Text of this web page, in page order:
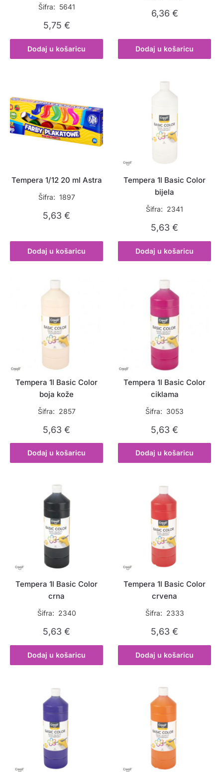
Šifra: 5641
5,75 €
Dodaj u košaricu
6,36 €
Dodaj u košaricu
Tempera 1/12 20 ml Astra
Šifra: 1897
5,63€
Dodaj u košaricu
Tempera 1l Basic Color
bijela
Šifra: 2341
5,63€
Dodaj u košaricu
Tempera 1l Basic Color
boja kože
Šifra: 2857
5,63€
Dodaj u košaricu
Tempera 1l Basic Color
ciklama
Šifra: 3053
5,63€
Dodaj u košaricu
Tempera 1l Basic Color
crna
Šifra: 2340
5,63€
Dodaj u košaricu
Tempera 1l Basic Color
crvena
Šifra: 2333
5,63€
Dodaj u košaricu